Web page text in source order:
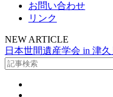
お問い合わせ
リンク
NEW ARTICLE
日本世間遺産学会 in 津